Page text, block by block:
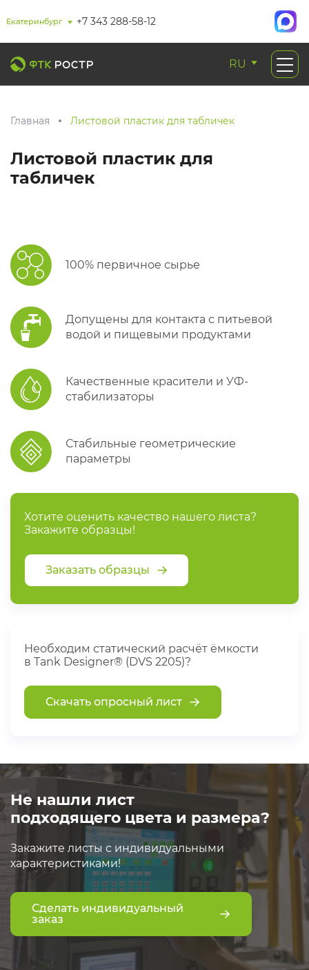
Екатеринбург +7 343 288-58-12
RU
Главная Листовой пластик для табличек
Листовой пластик для
табличек
100% первичное сырье
Допущены для контакта с питьевой
водой и пищевыми продуктами
Качественные красители и УФ-
стабилизаторы
Стабильные геометрические
параметры
Хотите оценить качество нашего листа?
Закажите образцы!
Заказать образцы
Необходим статический расчёт ёмкости
в Tank Designer® (DVS 2205)?
Скачать опросный лист
Не нашли лист
подходящего цвета и размера?
Закажите листы с индивидуальными
характеристиками!
Сделать индивидуальный
заказ